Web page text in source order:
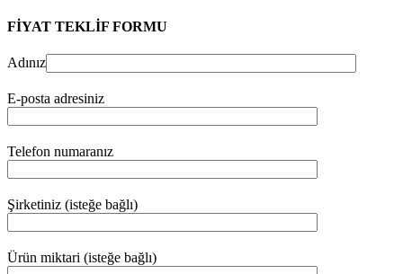
FİYAT TEKLİF FORMU
Adınız
E-posta adresiniz
Telefon numaranız
Şirketiniz (isteğe bağlı)
Ürün miktari (isteğe bağlı)